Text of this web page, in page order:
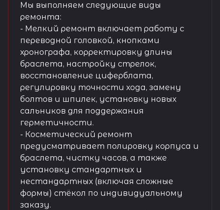
Мы выполняем следующие виды
ремонта:
- Мелкий ремонт включает работу с
переводной головкой, кнопками
хронографа, корректировку длины
браслета, настройку стрелок,
восстановление циферблата,
регулировку точности хода, замену
болтов и шпилек, установку новых
сальников для поддержания
герметичности.
- Косметический ремонт
предусматривает полировку корпуса и
браслета, чистку часов, а также
установку стандартных и
нестандартных (включая сложные
формы) стёкол по индивидуальному
заказу.